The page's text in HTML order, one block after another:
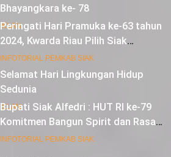
Bhayangkara ke- 78
IKLAN
Selamat Hari Lingkungan Hidup
Sedunia
IKLAN
Peringati Hari Pramuka ke-63 tahun
2024, Kwarda Riau Pilih Siak
Sebagai Tuan Rumah
INFOTORIAL PEMKAB SIAK
Bupati Siak Alfedri : HUT RI ke-79
Komitmen Bangun Spirit dan Rasa
Nasionalisme
INFOTORIAL PEMKAB SIAK